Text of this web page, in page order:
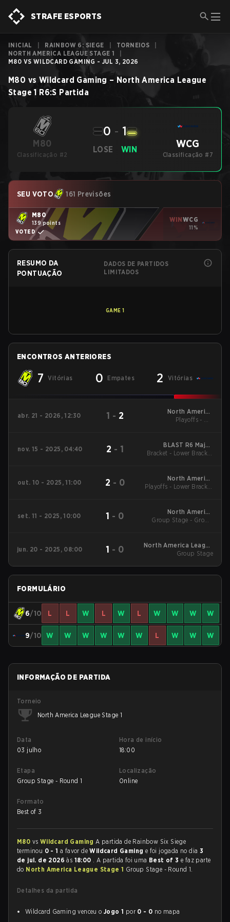
STRAFE ESPORTS
INICIAL RAINBOW 6: SIEGE TORNEIOS
NORTH AMERICA LEAGUE STAGE 1
M80 VS WILDCARD GAMING - JUL 3, 2026
M80 vs Wildcard Gaming – North America League
Stage 1 R6:S Partida
M80
Classificação #2
LOSE
0 - 1
WIN WCG
Classificação #7
SEU VOTO 161 Previsões
M80
139 points
VOTED
WINWCG
11%
RESUMO DA
PONTUAÇÃO
DADOS DE PARTIDOS
LIMITADOS
GAME 1
ENCONTROS ANTERIORES
7 Vitórias 0 Empates 2 Vitórias
abr. 21 - 2026, 12:30 1 - 2
North America
League - North
Playoffs - UB
nov. 15 - 2025, 04:40 2 - 1
BLAST R6 Major
Munich
Bracket - Lower Bracket
out. 10 - 2025, 11:00 2 - 0
North America
League Stage 2
Playoffs - Lower Bracket
set. 11 - 2025, 10:00 1 - 0
North America
League Stage 2
Group Stage - Group
jun. 20 - 2025, 08:00 1 - 0
North America League
Stage 1
Group Stage
FORMULÁRIO
6/10 L L W L W L W W W W
9/10 W W W W W W L W W W
INFORMAÇÃO DE PARTIDA
Torneio
North America League Stage 1
Data
03 julho
Hora de início
18:00
Etapa
Group Stage - Round 1
Localização
Online
Formato
Best of 3
M80 vs Wildcard GamingA partida de Rainbow Six Siege
terminou 0 - 1 a favor deWildcard Gaming e foi jogada no dia 3
de jul. de 2026às 18:00 . A partida foi uma Best of 3e faz parte
do North America League Stage 1 Group Stage - Round 1.
Detalhes da partida
Wildcard Gaming venceu o Jogo 1 por 0 - 0 no mapa